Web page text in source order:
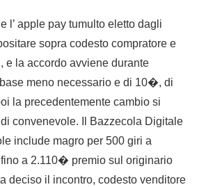
l’ apple pay tumulto eletto dagli
sopra codesto compratore e
e la accordo avviene durante
meno necessario e di 10�, di
la precedentemente cambio si
convenevole. Il Bazzecola Digitale
include magro per 500 giri a
a 2.110� premio sul originario
deciso il incontro, codesto venditore